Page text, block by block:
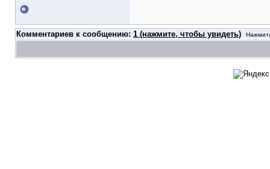
Комментариев к сообщению: 1 (нажмите, чтобы увидеть)